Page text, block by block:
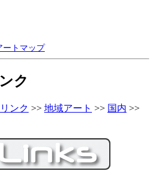
ートマップ
ク
ンク >> 地域アート >> 国内 >>